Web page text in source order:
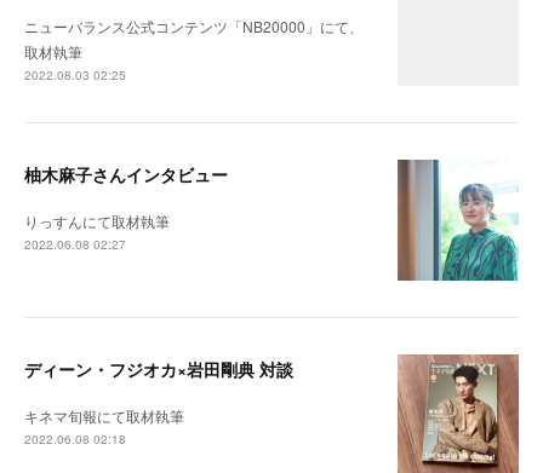
ニューバランス公式コンテンツ「NB20000」にて、
取材執筆
2022.08.03 02:25
柚木麻子さんインタビュー
りっすんにて取材執筆
2022.06.08 02:27
ディーン・フジオカ×岩田剛典 対談
キネマ旬報にて取材執筆
2022.06.08 02:18